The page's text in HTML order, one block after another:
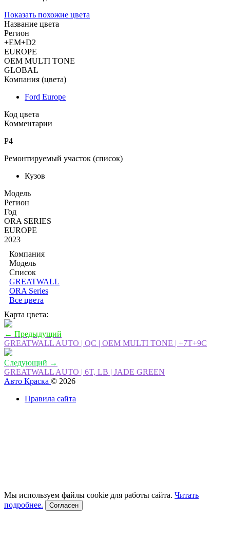
Показать похожие цвета
Название цвета
Регион
+EM+D2
EUROPE
OEM MULTI TONE
GLOBAL
Компания (цвета)
Ford Europe
Код цвета
Комментарии
P4
Ремонтируемый участок (список)
Кузов
Moдель
Регион
Год
ORA SERIES
EUROPE
2023
Компания
Модель
Список
GREATWALL
ORA Series
Все цвета
Карта цвета:
← Предыдущий
GREATWALL AUTO | QC | OEM MULTI TONE | +7T+9C
Следующий →
GREATWALL AUTO | 6T, LB | JADE GREEN
Авто Краска © 2026
Правила сайта
Мы используем файлы cookie для работы сайта. Читать
подробнее.
Согласен